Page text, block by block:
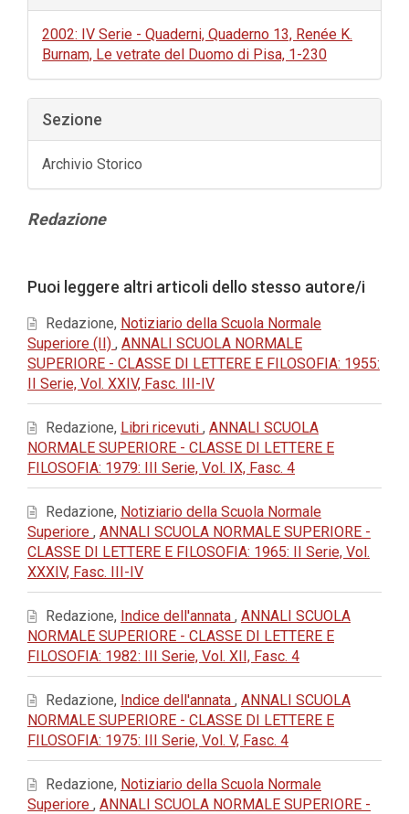
2002: IV Serie - Quaderni, Quaderno 13, Renée K.
Burnam, Le vetrate del Duomo di Pisa, 1-230
Sezione
Archivio Storico
Contenuto
Redazione
dell'articolo
Puoi leggere altri articoli dello stesso autore/i
Redazione, Notiziario della Scuola Normale
Superiore (II) , ANNALI SCUOLA NORMALE
SUPERIORE - CLASSE DI LETTERE E FILOSOFIA: 1955:
II Serie, Vol. XXIV, Fasc. III-IV
Redazione, Libri ricevuti , ANNALI SCUOLA
NORMALE SUPERIORE - CLASSE DI LETTERE E
FILOSOFIA: 1979: III Serie, Vol. IX, Fasc. 4
Redazione, Notiziario della Scuola Normale
Superiore , ANNALI SCUOLA NORMALE SUPERIORE -
CLASSE DI LETTERE E FILOSOFIA: 1965: II Serie, Vol.
XXXIV, Fasc. III-IV
Redazione, Indice dell'annata , ANNALI SCUOLA
NORMALE SUPERIORE - CLASSE DI LETTERE E
FILOSOFIA: 1982: III Serie, Vol. XII, Fasc. 4
Redazione, Indice dell'annata , ANNALI SCUOLA
NORMALE SUPERIORE - CLASSE DI LETTERE E
FILOSOFIA: 1975: III Serie, Vol. V, Fasc. 4
Redazione, Notiziario della Scuola Normale
Superiore , ANNALI SCUOLA NORMALE SUPERIORE -